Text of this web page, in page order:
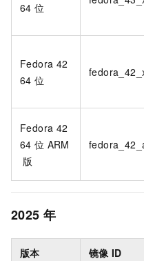
64 位
Fedora 42
64 位
Fedora 42
64 位 ARM
版
2025 年
版本 镜像 ID